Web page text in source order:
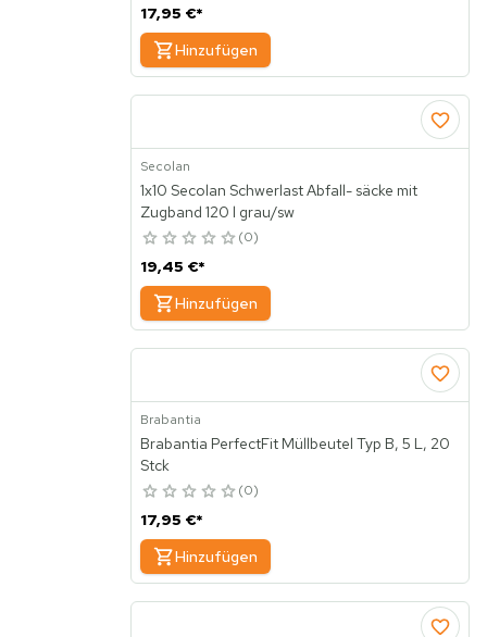
17,95 €*
Hinzufügen
Secolan
1x10 Secolan Schwerlast Abfall- säcke mit
Zugband 120 l grau/sw
0
19,45 €*
Hinzufügen
Brabantia
Brabantia PerfectFit Müllbeutel Typ B, 5 L, 20
Stck
0
17,95 €*
Hinzufügen